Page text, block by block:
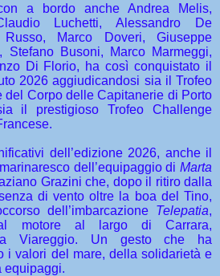
a bordo anche Andrea Melis,
Luchetti, Alessandro De
Marco Doveri, Giuseppe
Stefano Busoni, Marco Marmeggi,
Di Florio, ha così conquistato il
2026 aggiudicandosi sia il Trofeo
del Corpo delle Capitanerie di Porto
il prestigioso Trofeo Challenge
dell’edizione 2026, anche il
dell’equipaggio di Marta
Grazini che, dopo il ritiro dalla
di vento oltre la boa del Tino,
dell’imbarcazione Telepatia,
motore al largo di Carrara,
a Viareggio. Un gesto che ha
i valori del mare, della solidarietà e
equipaggi.